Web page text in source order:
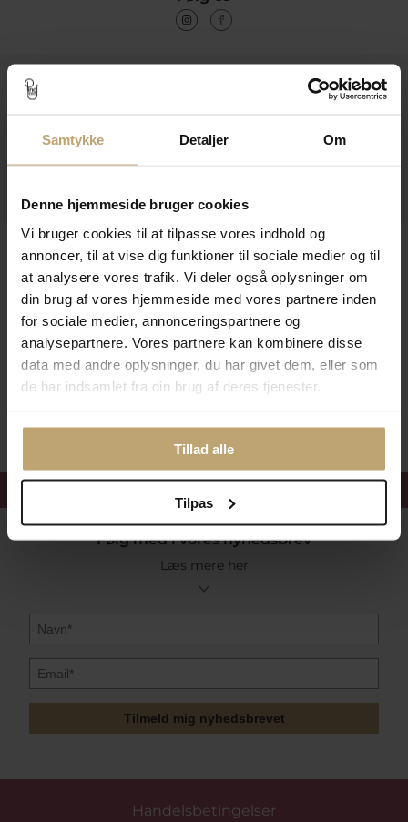
Samtykke Detaljer Om
Denne hjemmeside bruger cookies
Vi bruger cookies til at tilpasse vores indhold og
annoncer, til at vise dig funktioner til sociale medier og til
at analysere vores trafik. Vi deler også oplysninger om
din brug af vores hjemmeside med vores partnere inden
for sociale medier, annonceringspartnere og
analysepartnere. Vores partnere kan kombinere disse
data med andre oplysninger, du har givet dem, eller som
de har indsamlet fra din brug af deres tjenester.
Tillad alle
Tilpas
Kontakt
Leveringsmuligheder
Betalingsmuligheder
Følg med i vores nyhedsbrev
Læs mere her
Tilmeld mig nyhedsbrevet
Handelsbetingelser